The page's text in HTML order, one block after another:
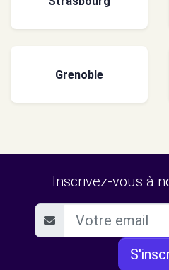
Grenoble
Inscrivez-vous à